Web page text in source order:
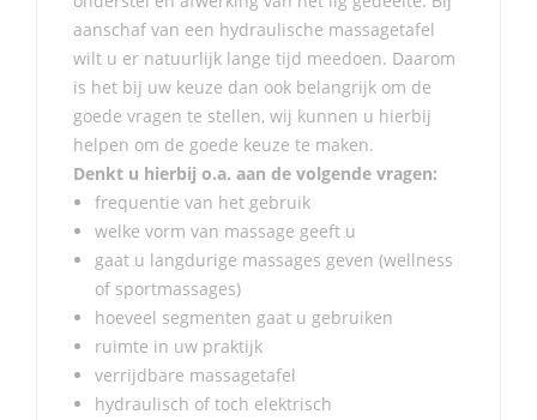
aanschaf van een hydraulische massagetafel
wilt u er natuurlijk lange tijd meedoen. Daarom
is het bij uw keuze dan ook belangrijk om de
goede vragen te stellen, wij kunnen u hierbij
helpen om de goede keuze te maken.
Denkt u hierbij o.a. aan de volgende vragen:
frequentie van het gebruik
welke vorm van massage geeft u
gaat u langdurige massages geven (wellness
of sportmassages)
hoeveel segmenten gaat u gebruiken
ruimte in uw praktijk
verrijdbare massagetafel
hydraulisch of toch elektrisch